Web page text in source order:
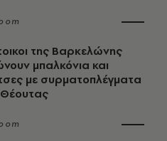
της Βαρκελώνης
μπαλκόνια και
με συρματοπλέγματα